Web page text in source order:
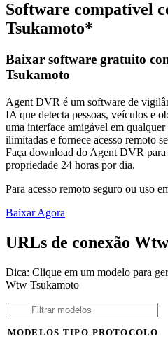
Software compatível
Tsukamoto*
Baixar software gratuito
Tsukamoto
Agent DVR é um software de
IA que detecta pessoas, veículos e
uma interface amigável em
ilimitadas e fornece acesso remoto
Faça download do Agent DVR para
propriedade 24 horas por dia.
Para acesso remoto seguro ou uso
Baixar Agora
URLs de conexão
Dica: Clique em um modelo para
Wtw Tsukamoto
MODELOS TIPO PROTOCOLO